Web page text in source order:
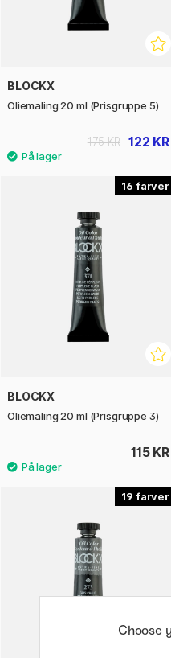
BLOCKX
Oliemaling 20 ml (Prisgruppe 5)
122 KR
175 KR
16
BLOCKX
Oliemaling 20 ml (Prisgruppe 3)
115 KR
19
Choose